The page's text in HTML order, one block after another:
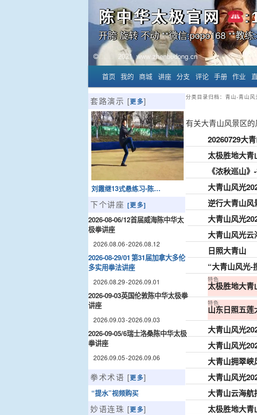
陈中华太极官网
开胯 旋转 不动 **微信:popo168 **教
主菜单
跳至主内容区域
跳至副内容区域
首页 我的 商城 讲座 分支 评论 手册 作业
分类目录归档： 青山-青山风
有关大青山风景区的
20260729大
太极胜地大青
《浓秋巡山
大青山风光
逆行大青山风
大青山风光
大青山风光云
日照大青山
“大青山风光-
太极胜地大青
特色
山东日照五
特色
大青山风光
大青山风光
大青山拥翠峡
大青山风光
大青山云海航
太极胜地大青
套路演示 [更多]
刘霞继13式悬练习-陈…
下个讲座 [更多]
2026-08-06/12首届威海陈中华太
极拳讲座
2026.08.06 - 2026.08.12
2026-08-29/01 第31届加拿大多伦
多实用拳法讲座
2026.08.29 - 2026.09.01
2026-09-03英国伦敦陈中华太极拳
讲座
2026.09.03 - 2026.09.03
2026-09-05/6瑞士洛桑陈中华太极
拳讲座
2026.09.05 - 2026.09.06
拳术术语 [更多]
“提水”视频购买
妙语连珠 [更多]